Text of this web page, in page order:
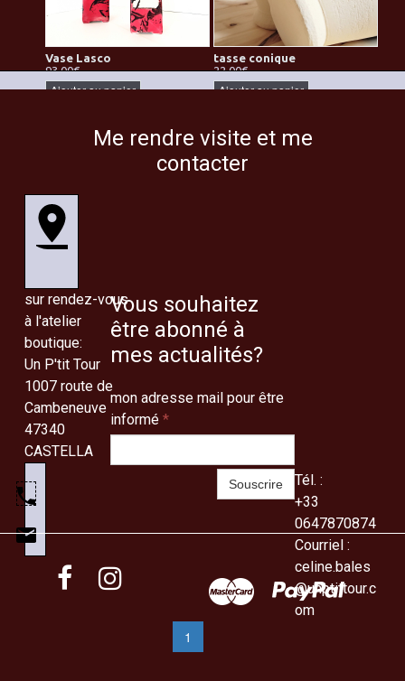
Vase Lasco
93.00€
Ajouter au panier
tasse conique
22.00€
Ajouter au panier
Sphère Terracotta
265.00€
Ajouter au panier
Suspension Terracotta
Fer
À partir de 95.00€
Ajouter au panier
35.00€
Ajouter au panier
beurrier à eau
Ajouter au panier
1
Me rendre visite et me
contacter
sur rendez-vous
à l'atelier
boutique:
Un P'tit Tour
1007 route de
Cambeneuve
47340
CASTELLA
Tél. :
+33
0647870874
Courriel :
celine.bales
@unptittour.c
om
Vous souhaitez
être abonné à
mes actualités?
mon adresse mail pour être
informé *
Souscrire
 